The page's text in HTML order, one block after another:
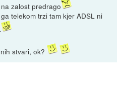
zalost predrago
telekom trzi tam kjer ADSL ni
stvari, ok?